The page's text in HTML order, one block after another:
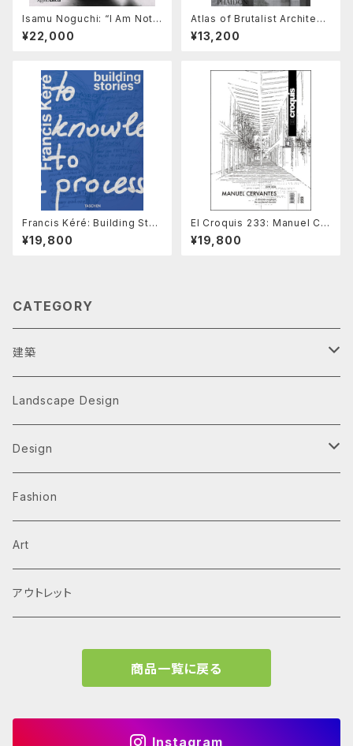
Isamu Noguchi: “I Am Not a
Designer”
¥22,000
Atlas of Brutalist Architect
ure : Classic Format
¥13,200
Francis Kéré: Building Stor
ies
¥19,800
El Croquis 233: Manuel Ce
rvantes Estudio 2018-202
6, The Accidental Classici
¥19,800
CATEGORY
建築
Architecture Monographs
Alvar Aalto
Arne Jacobsen
History & Reference
Av Monographs
C3 magazine
El Croquis
Landscape Design
Design
Graphic
Logo
Typography
インフォグラフィック
Products
家具
Fashion
Art
アウトレット
商品一覧に戻る
Instagram